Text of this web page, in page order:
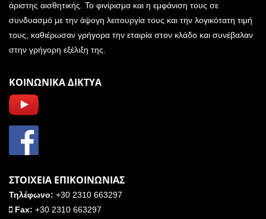
άριστης αισθητικής. Το φινίρισμα και η εμφάνιση τους σε
συνδυασμό με την άψογη λειτουργία τους και την λογικότατη τιμή
τους, καθιέρωσαν γρήγορα την εταιρία στον κλάδο και συνέβαλαν
στην γρήγορη εξέλιξη της.
ΚΟΙΝΩΝΙΚΑ ΔΙΚΤΥΑ
ΣΤΟΙΧΕΙΑ ΕΠΙΚΟΙΝΩΝΙΑΣ
Τηλέφωνο: +30 2310 663297
Fax: +30 2310 663297